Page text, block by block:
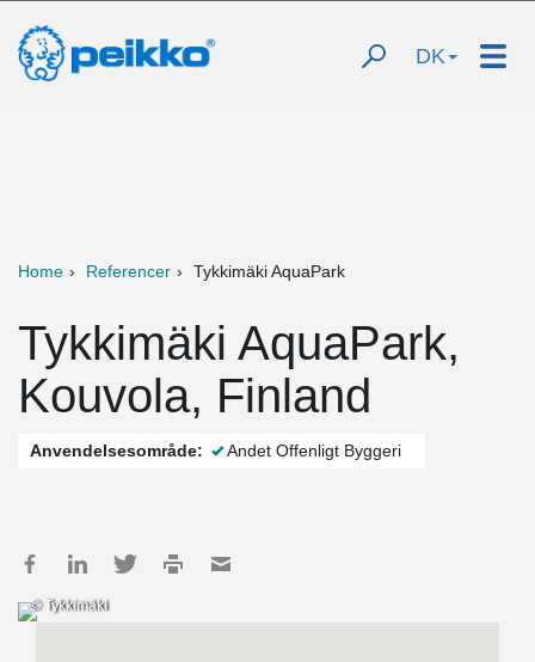
DK
Home Referencer Tykkimäki AquaPark
Tykkimäki AquaPark,
Kouvola, Finland
Anvendelsesområde: Andet Offenligt Byggeri
© Tykkimäki